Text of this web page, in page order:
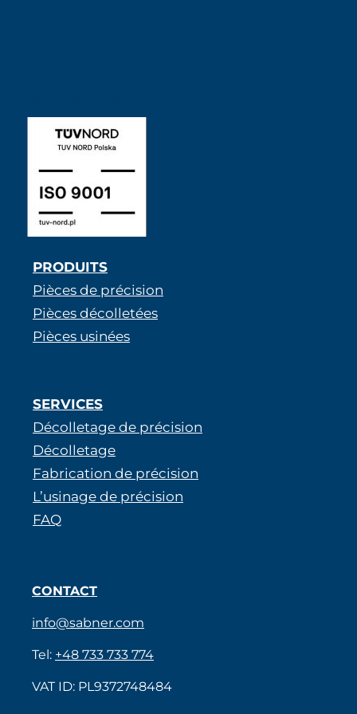
PRODUITS
Pièces de précision
Pièces décolletées
Pièces usinées
SERVICES
Décolletage de précision
Décolletage
Fabrication de précision
L’usinage de précision
FAQ
CONTACT
info@sabner.com
Tel: +48 733 733 774
VAT ID: PL9372748484